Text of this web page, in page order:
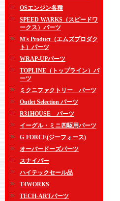
OSエンジン各種
SPEED WARKS（スピードワ
ークス）パーツ
M's Product（エムズプロダク
ト）パーツ
WRAP-UPパーツ
TOPLINE（トップライン）パ
ーツ
ミクニファクトリー パーツ
Outlet Selection パーツ
R31HOUSE パーツ
イーグル・ミニ四駆用パーツ
G-FORCE(ジーフォース)
オーバードーズパーツ
スナイパー
ハイテックセール品
T4WORKS
TECH-ARTパーツ